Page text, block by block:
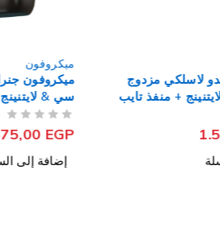
ميكروفون جنرال لاسلكي تايب
سي & لايتنينج G50
EGP
إضافة إلى السلة